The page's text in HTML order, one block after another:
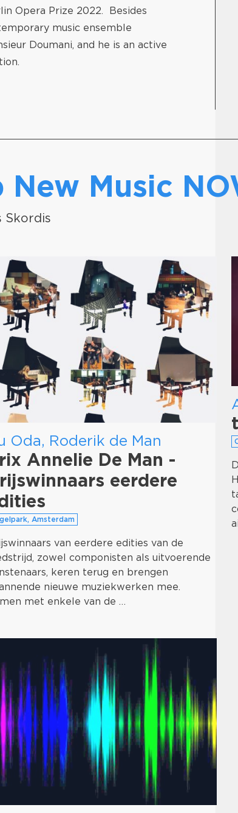
Opera Prize 2022. Besides
music ensemble
Doumani, and he is an active
New Music
Skordis
Oda, Roderik de Man
Annelie De Man -
eerdere
Amsterdam
van eerdere edities van de
zowel componisten als uitvoerende
keren terug en brengen
nieuwe muziekwerken mee.
met enkele van de …